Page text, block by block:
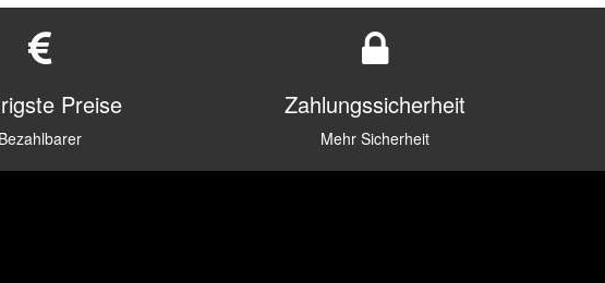
Preise
Bezahlbarer
Zahlungssicherheit
Mehr Sicherheit